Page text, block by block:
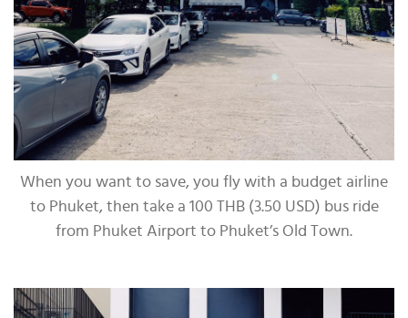
When you want to save, you fly with a budget airline
to Phuket, then take a 100 THB (3.50 USD) bus ride
from Phuket Airport to Phuket’s Old Town.